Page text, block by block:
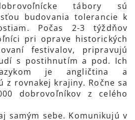
tábory sú
budovania tolerancie k
Počas 2-3 týždňov
pri oprave historických
festivalov, pripravujú
s postihnutím a pod. Ich
je angličtina a
z rovnakej krajiny. Ročne sa
dobrovoľníkov z celého
samým sebe. Komunikujú v